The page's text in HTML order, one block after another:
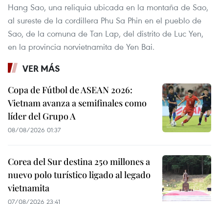
Hang Sao, una reliquia ubicada en la montaña de Sao,
al sureste de la cordillera Phu Sa Phin en el pueblo de
Sao, de la comuna de Tan Lap, del distrito de Luc Yen,
en la provincia norvietnamita de Yen Bai.
VER MÁS
Copa de Fútbol de ASEAN 2026:
Vietnam avanza a semifinales como
líder del Grupo A
08/08/2026 01:37
Corea del Sur destina 250 millones a
nuevo polo turístico ligado al legado
vietnamita
07/08/2026 23:41